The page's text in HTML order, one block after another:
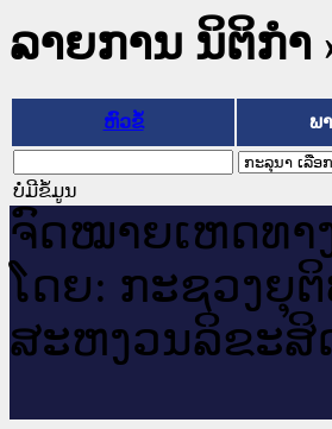
ລາຍການ ນິຕິກໍາ
ຫົວຂໍ້ ພ
ບໍ່ມີຂໍ້ມູນ
ຈົດ​ໝາຍ​ເຫດ​ທາ
ໂດຍ: ກະ​ຊວງຍຸ​
ສະ​ຫງວນ​ລິ​ຂະ​ສິ